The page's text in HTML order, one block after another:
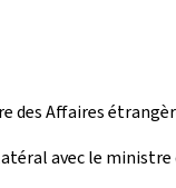
des Affaires
avec le ministre